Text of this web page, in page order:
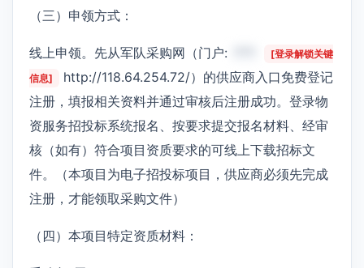
（三）申领方式：
线上申领。先从军队采购网（门户:
[登录解锁关键
信息]
http://118.64.254.72/）的供应商入口免费登记
注册，填报相关资料并通过审核后注册成功。登录物
资服务招投标系统报名、按要求提交报名材料、经审
核（如有）符合项目资质要求的可线上下载招标文
件。（本项目为电子招投标项目，供应商必须先完成
注册，才能领取采购文件）
（四）本项目特定资质材料：